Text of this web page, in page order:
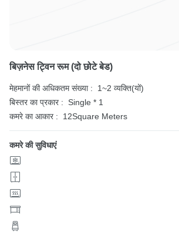
बिज़नेस ट्विन रूम (दो छोटे बेड)
मेहमानों की अधिकतम संख्या :
1~2 व्यक्ति(यों)
बिस्तर का प्रकार :
Single * 1
कमरे का आकार :
12Square Meters
कमरे की सुविधाएं